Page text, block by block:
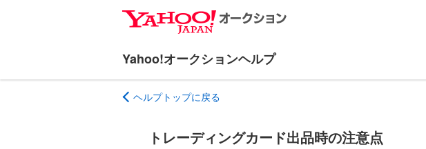
シ
ン
ヘルプトップに戻る
トレーディングカード出品時の注意点